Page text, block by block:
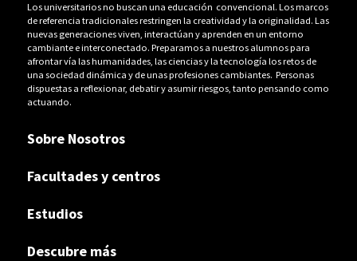
Los universitarios no buscan una educación convencional. Los marcos
de referencia tradicionales restringen la creatividad y la originalidad. Las
nuevas generaciones viven, interactúan y aprenden en un entorno
cambiante e interconectado. Preparamos a nuestros alumnos para
afrontar vía las humanidades, las ciencias y la tecnología los retos de
una sociedad dinámica y de unas profesiones cambiantes. Personas
dispuestas a reflexionar, debatir y asumir riesgos, tanto pensando como
actuando.
Sobre Nosotros
Facultades y centros
Estudios
Descubre más